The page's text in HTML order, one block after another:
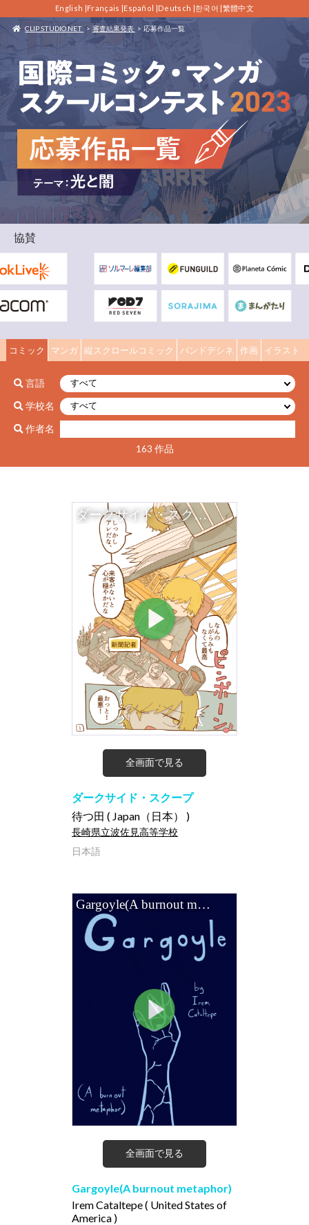
English |Français |Español |Deutsch |한국어 |繁體中文
CLIP STUDIO.NET 審査結果発表 応募作品一覧
協賛
コミック マンガ 縦スクロールコミック バンドデシネ 作画 イラスト
言語
学校名
作者名
163 作品
全画面で見る
ダークサイド・スクープ
待つ田 ( Japan（日本） )
長崎県立波佐見高等学校
日本語
全画面で見る
Gargoyle(A burnout metaphor)
Irem Cataltepe ( United States of
America )